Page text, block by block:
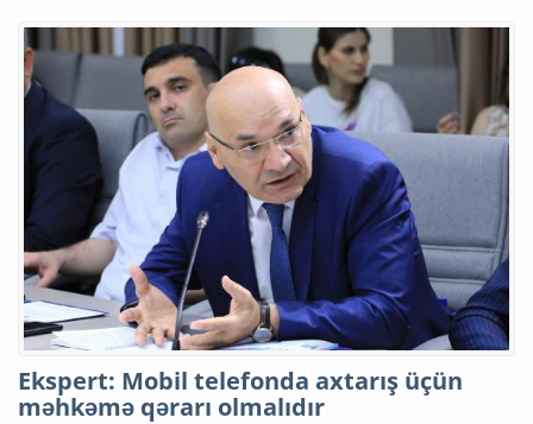
Ekspert: Mobil telefonda axtarış üçün
məhkəmə qərarı olmalıdır